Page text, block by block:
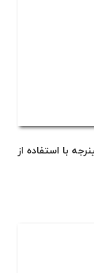
با استفاده از